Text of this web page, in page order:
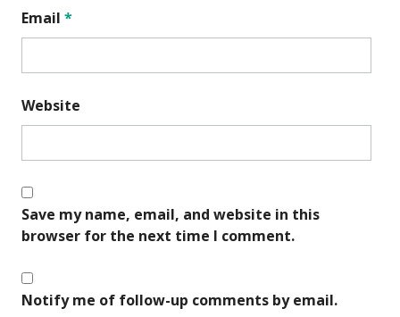
Email *
Website
Save my name, email, and website in this
browser for the next time I comment.
Notify me of follow-up comments by email.